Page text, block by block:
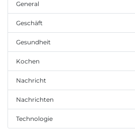
General
Geschäft
Gesundheit
Kochen
Nachricht
Nachrichten
Technologie